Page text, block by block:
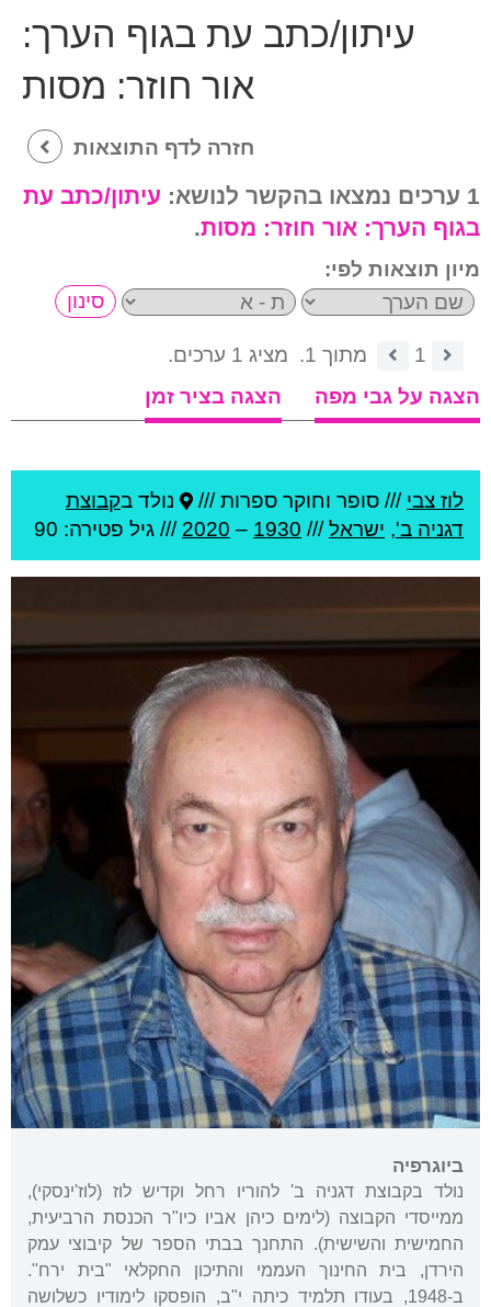
עיתון/כתב עת בגוף הערך:
אור חוזר: מסות
חזרה לדף התוצאות
1 ערכים נמצאו בהקשר לנושא:
עיתון/כתב עת
בגוף הערך: אור חוזר: מסות.
מיון תוצאות לפי:
1 מתוך 1.
מציג 1 ערכים.
הצגה על גבי מפה
הצגה בציר זמן
לוז צבי /// סופר וחוקר ספרות /// נולד בקבוצת
דגניה ב', ישראל///
1930
–
2020 /// גיל פטירה: 90
ביוגרפיה
נולד בקבוצת דגניה ב' להוריו רחל וקדיש לוז (לוז'ינסקי),
ממייסדי הקבוצה (לימים כיהן אביו כיו"ר הכנסת הרביעית,
החמישית והשישית). התחנך בבתי הספר של קיבוצי עמק
הירדן, בית החינוך העממי והתיכון החקלאי "בית ירח".
ב-1948, בעודו תלמיד כיתה י"ב, הופסקו לימודיו כשלושה